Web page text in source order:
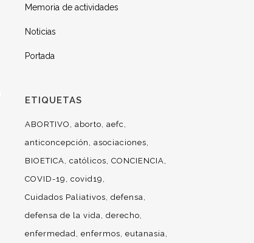
Memoria de actividades
Noticias
Portada
ETIQUETAS
ABORTIVO aborto aefc
anticoncepción
asociaciones
BIOETICA católicos CONCIENCIA
COVID-19
covid19
Cuidados Paliativos defensa
defensa de la vida derecho
enfermedad enfermos eutanasia